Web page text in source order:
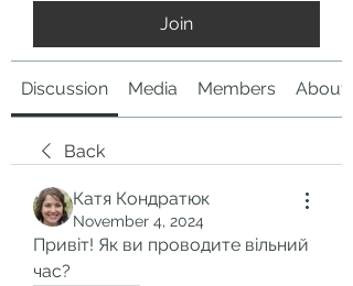
Join
Discussion Media Members About
Back
Катя Кондратюк
November 4, 2024
Привіт! Як ви проводите вільний
час?